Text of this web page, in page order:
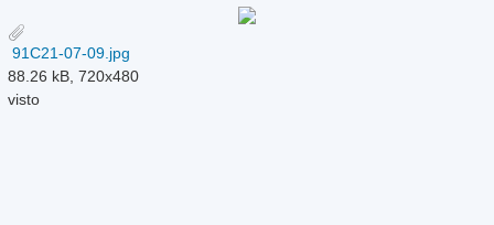
91C21-07-09.jpg
88.26 kB, 720x480
visto